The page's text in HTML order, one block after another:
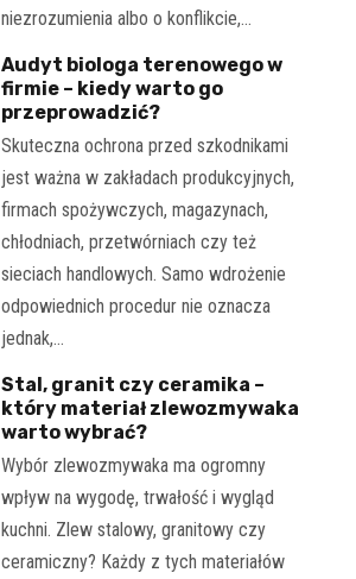
niezrozumienia albo o konflikcie,…
Audyt biologa terenowego w
firmie – kiedy warto go
przeprowadzić?
Skuteczna ochrona przed szkodnikami
jest ważna w zakładach produkcyjnych,
firmach spożywczych, magazynach,
chłodniach, przetwórniach czy też
sieciach handlowych. Samo wdrożenie
odpowiednich procedur nie oznacza
jednak,…
Stal, granit czy ceramika –
który materiał zlewozmywaka
warto wybrać?
Wybór zlewozmywaka ma ogromny
wpływ na wygodę, trwałość i wygląd
kuchni. Zlew stalowy, granitowy czy
ceramiczny? Każdy z tych materiałów